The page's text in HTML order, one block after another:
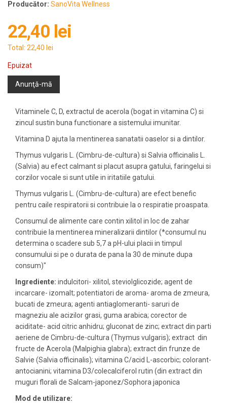
Producător: SanoVita Wellness
22,40 lei
Total: 22,40 lei
Epuizat
Anunţă-mă
Vitaminele C, D, extractul de acerola (bogat in vitamina C) si
zincul sustin buna functionare a sistemului imunitar.
Vitamina D ajuta la mentinerea sanatatii oaselor si a dintilor.
Thymus vulgaris L. (Cimbru-de-cultura) si Salvia officinalis L.
(Salvia) au efect calmant si placut asupra gatului, faringelui si
corzilor vocale si sunt utile in iritatiile gatului.
Thymus vulgaris L. (Cimbru-de-cultura) are efect benefic
pentru caile respiratorii si contribuie la o respiratie proaspata.
Consumul de alimente care contin xilitol in loc de zahar
contribuie la mentinerea mineralizarii dintilor (*consumul nu
determina o scadere sub 5,7 a pH-ului placii in timpul
consumului si pe o durata de pana la 30 de minute dupa
consum)"
Ingrediente: indulcitori- xilitol, steviolglicozide; agent de
incarcare- izomalt; potentiatori de aroma- aroma de zmeura,
bucati de zmeura; agenti antiaglomeranti- saruri de
magneziu ale acizilor grasi, guma arabica; corector de
aciditate- acid citric anhidru; gluconat de zinc; extract din parti
aeriene de Cimbru-de-cultura (Thymus vulgaris); extract din
fructe de Acerola (Malpighia glabra); extract din frunze de
Salvie (Salvia officinalis); vitamina C/acid L-ascorbic; colorant-
antocianini; vitamina D3/colecalciferol rutin (din extract din
muguri florali de Salcam-japonez/Sophora japonica
Mod de utilizare: